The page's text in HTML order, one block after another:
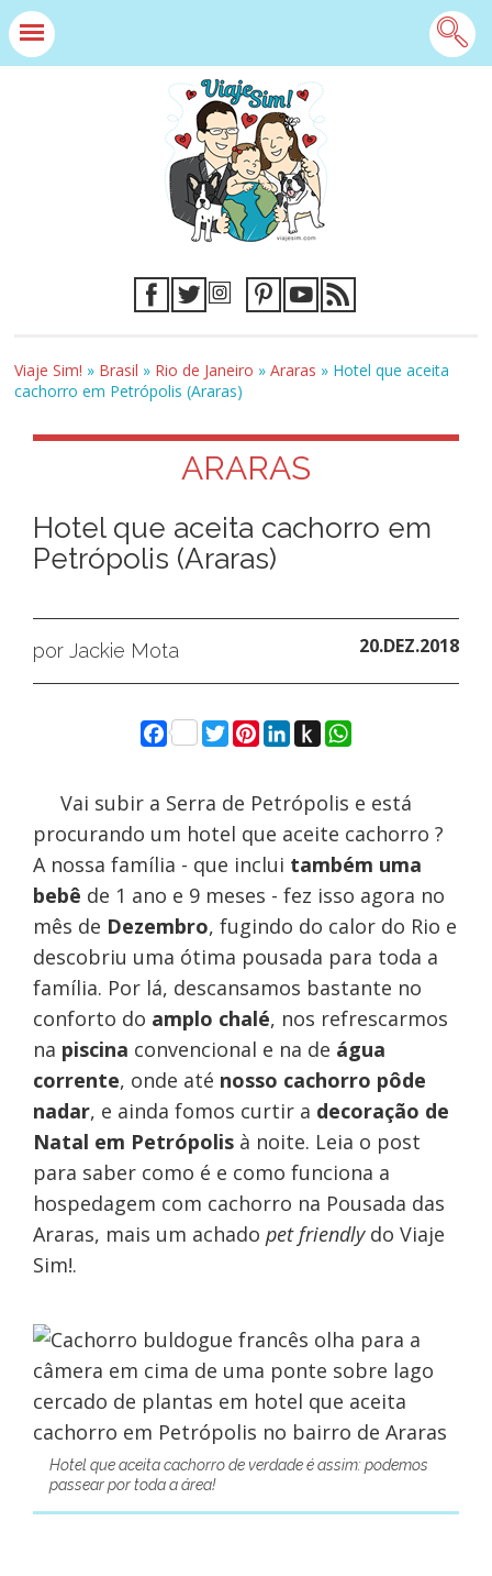
Viaje Sim! » Brasil » Rio de Janeiro »Araras » Hotel que aceita
cachorro em Petrópolis (Araras)
ARARAS
Hotel que aceita cachorro em
Petrópolis (Araras)
por Jackie Mota 20.DEZ.2018
Facebook
Twitter
Pinterest
LinkedIn
Push
to
WhatsApp
Vai subir a Serra de Petrópolis e está
procurando um hotel que aceite cachorro ?
A nossa família - que inclui também uma
bebê de 1 ano e 9 meses - fez isso agora no
mês de Dezembro, fugindo do calor do Rio e
descobriu uma ótima pousada para toda a
família. Por lá, descansamos bastante no
conforto do amplo chalé, nos refrescarmos
na piscina convencional e na de água
corrente, onde até nosso cachorro pôde
nadar, e ainda fomos curtir a decoração de
Natal em Petrópolisà noite. Leia o post
para saber como é e como funciona a
hospedagem com cachorro na Pousada das
Araras, mais um achado pet friendlydo Viaje
Sim!.
Hotel que aceita cachorro de verdade é assim: podemos
passear por toda a área!